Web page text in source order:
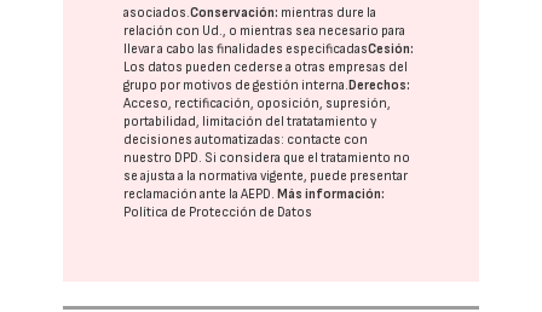
asociados.Conservación: mientras dure la
relación con Ud., o mientras sea necesario para
llevar a cabo las finalidades especificadasCesión:
Los datos pueden cederse a otras empresas del
grupo por motivos de gestión interna. Derechos:
Acceso, rectificación, oposición, supresión,
portabilidad, limitación del tratatamiento y
decisiones automatizadas: contacte con
nuestro DPD. Si considera que el tratamiento no
se ajusta a la normativa vigente, puede presentar
reclamación ante laAEPD. Más información:
Política de Protección de Datos